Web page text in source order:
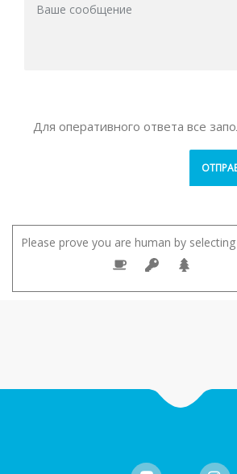
Для оперативного ответа все
Please prove you are human by